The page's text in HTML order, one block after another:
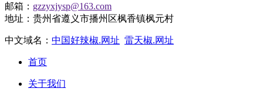
邮箱： gzzyxjysp@163.com
地址：贵州省遵义市播州区枫香镇枫元村
中文域名： 中国好辣椒.网址 雷天椒.网址
首页
关于我们